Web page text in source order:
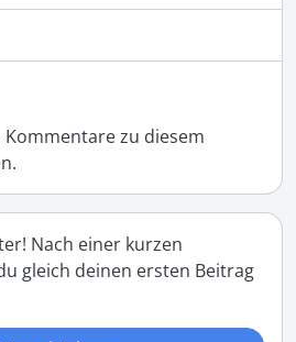
Kommentare zu diesem
Nach einer kurzen
gleich deinen ersten Beitrag